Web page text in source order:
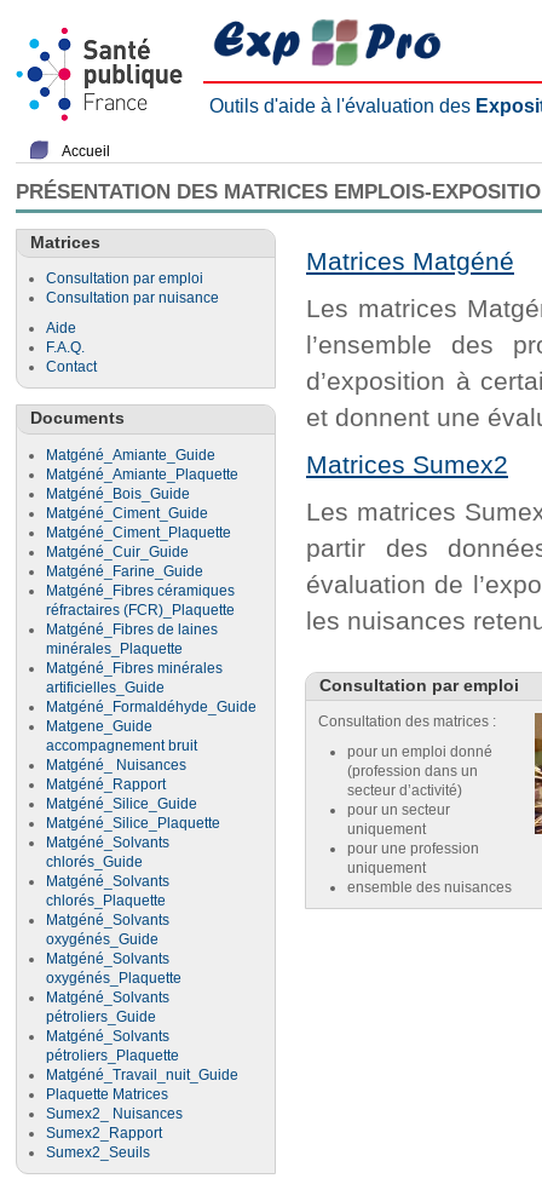
Outils d'aide à l'évaluation des
Accueil
PRÉSENTATION DES MATRICES EMPLOIS-
Matrices
Consultation par emploi
Consultation par nuisance
Aide
F.A.Q.
Contact
Documents
Matgéné_Amiante_Guide
Matgéné_Amiante_Plaquette
Matgéné_Bois_Guide
Matgéné_Ciment_Guide
Matgéné_Ciment_Plaquette
Matgéné_Cuir_Guide
Matgéné_Farine_Guide
Matgéné_Fibres céramiques
réfractaires (FCR)_Plaquette
Matgéné_Fibres de laines
minérales_Plaquette
Matgéné_Fibres minérales
artificielles_Guide
Matgéné_Formaldéhyde_Guide
Matgene_Guide
accompagnement bruit
Matgéné_ Nuisances
Matgéné_Rapport
Matgéné_Silice_Guide
Matgéné_Silice_Plaquette
Matgéné_Solvants
chlorés_Guide
Matgéné_Solvants
chlorés_Plaquette
Matgéné_Solvants
oxygénés_Guide
Matgéné_Solvants
oxygénés_Plaquette
Matgéné_Solvants
pétroliers_Guide
Matgéné_Solvants
pétroliers_Plaquette
Matgéné_Travail_nuit_Guide
Plaquette Matrices
Sumex2_ Nuisances
Sumex2_Rapport
Sumex2_Seuils
Matrices Matgéné
Les matrices
l’ensemble des
d’exposition à
et donnent une
Matrices Sumex2
Les matrices
partir des
évaluation de
les nuisances
Consultation par emploi
Consultation des matrices :
pour un emploi donné
(profession dans un
secteur d’activité)
pour un secteur
uniquement
pour une profession
uniquement
ensemble des nuisances